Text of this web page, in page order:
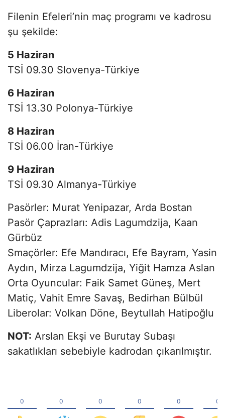
Filenin Efeleri’nin maç programı ve kadrosu
şu şekilde:
5 Haziran
TSİ 09.30 Slovenya-Türkiye
6 Haziran
TSİ 13.30 Polonya-Türkiye
8 Haziran
TSİ 06.00 İran-Türkiye
9 Haziran
TSİ 09.30 Almanya-Türkiye
Pasörler: Murat Yenipazar, Arda Bostan
Pasör Çaprazları: Adis Lagumdzija, Kaan
Gürbüz
Smaçörler: Efe Mandıracı, Efe Bayram, Yasin
Aydın, Mirza Lagumdzija, Yiğit Hamza Aslan
Orta Oyuncular: Faik Samet Güneş, Mert
Matiç, Vahit Emre Savaş, Bedirhan Bülbül
Liberolar: Volkan Döne, Beytullah Hatipoğlu
NOT: Arslan Ekşi ve Burutay Subaşı
sakatlıkları sebebiyle kadrodan çıkarılmıştır.